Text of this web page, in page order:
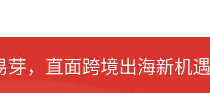
芽，直面跨境出海新机遇